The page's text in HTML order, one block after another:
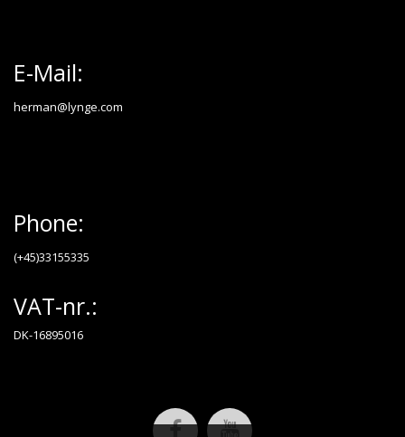
E-Mail:
herman@lynge.com
Phone:
(+45)33155335
VAT-nr.:
DK-16895016